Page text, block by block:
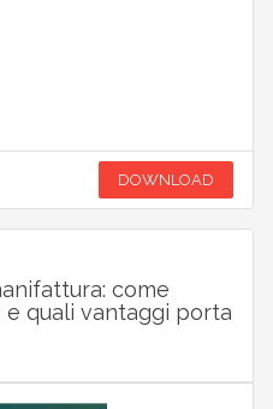
DOWNLOAD
come
e quali vantaggi porta